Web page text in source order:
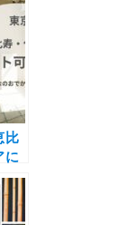
い
穴
比
に
け